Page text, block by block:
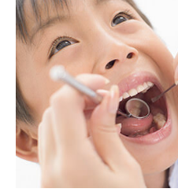
予約のお電
tel. 0120-
（受付時間：
〒862-0924 熊本市